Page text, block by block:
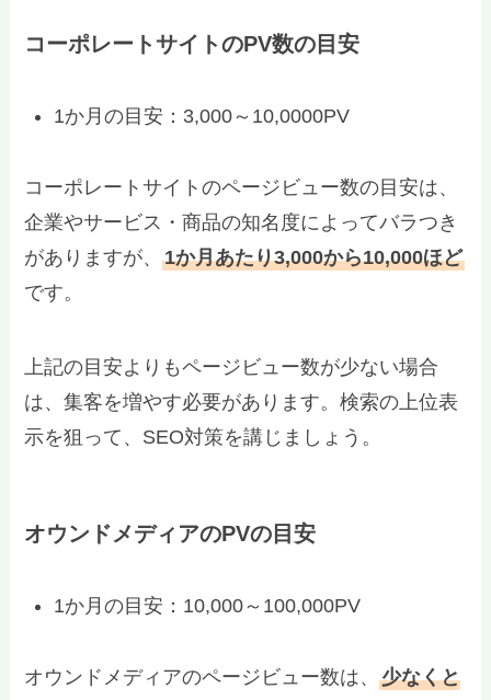
コーポレートサイトのPV数の目安
1か月の目安：3,000～10,0000PV
コーポレートサイトのページビュー数の目安は、
企業やサービス・商品の知名度によってバラつき
がありますが、1か月あたり3,000から10,000ほど
です。
上記の目安よりもページビュー数が少ない場合
は、集客を増やす必要があります。検索の上位表
示を狙って、SEO対策を講じましょう。
オウンドメディアのPVの目安
1か月の目安：10,000～100,000PV
オウンドメディアのページビュー数は、少なくと